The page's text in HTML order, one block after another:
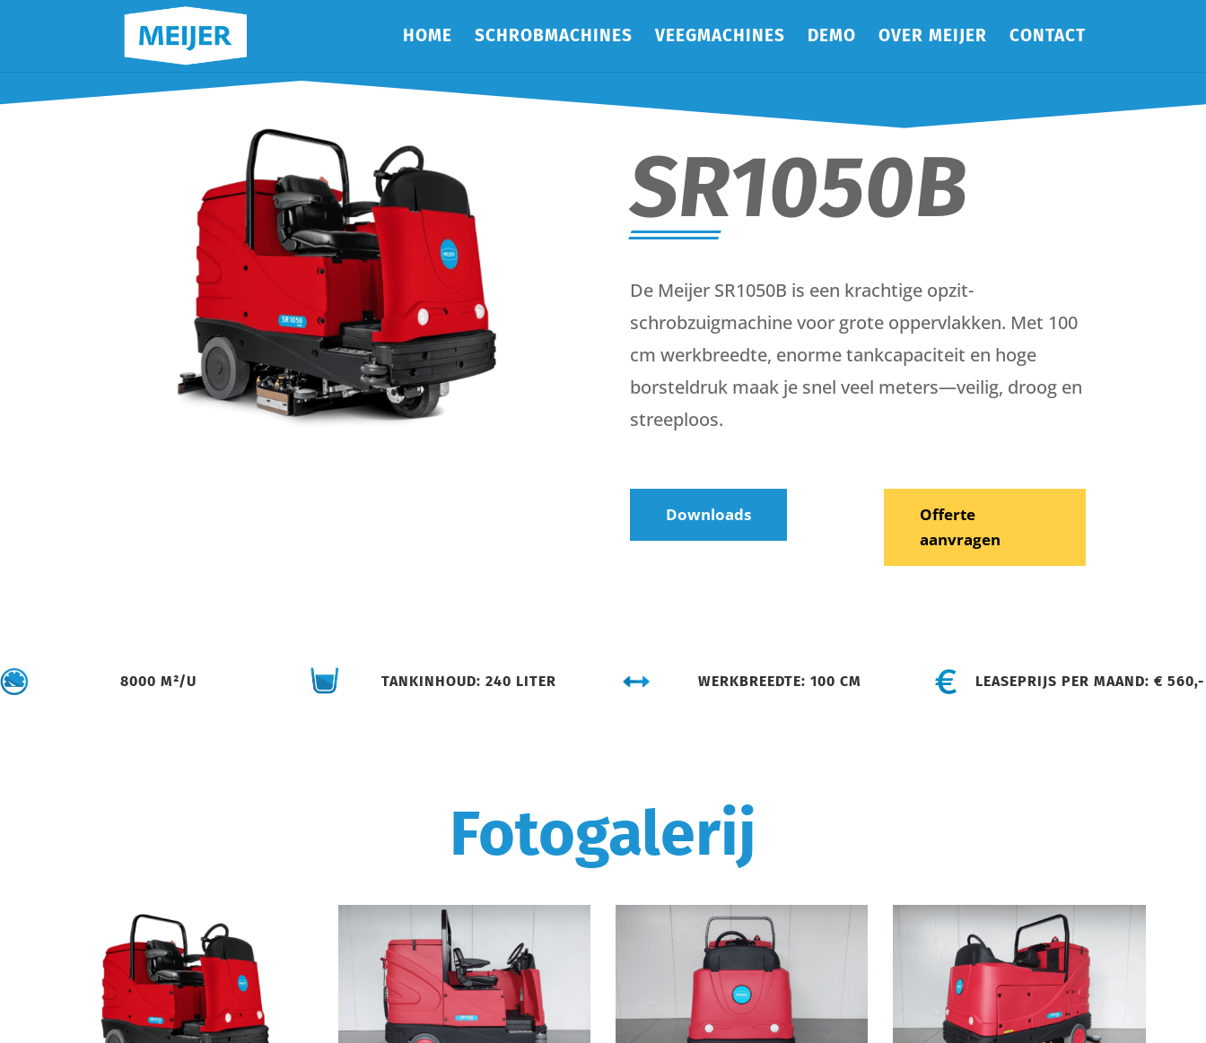
HOME SCHROBMACHINES VEEGMACHINES DEMO OVER MEIJER CONTACT
SR1050B
De Meijer SR1050B is een krachtige opzit-
schrobzuigmachine voor grote oppervlakken. Met 100
cm werkbreedte, enorme tankcapaciteit en hoge
borsteldruk maak je snel veel meters—veilig, droog en
streeploos.
Downloads
Offerte
aanvragen
8000 M²/U TANKINHOUD: 240 LITER WERKBREEDTE: 100 CM LEASEPRIJS PER MAAND: € 560,-
Fotogalerij